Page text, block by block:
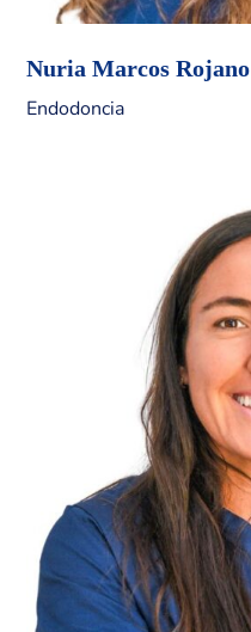
Nuria Marcos Rojano
Endodoncia